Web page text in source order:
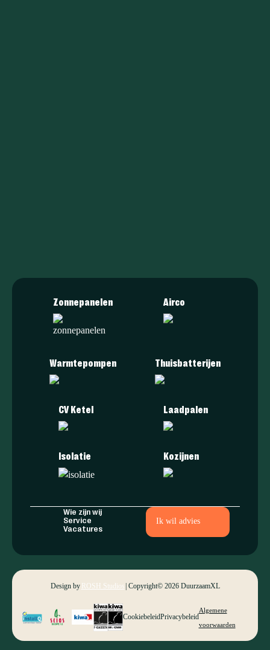
Zonnepanelen Airco
Warmtepompen Thuisbatterijen
CV Ketel Laadpalen
Isolatie Kozijnen
Wie zijn wij
Service
Vacatures
Ik wil advies
Design by ROSH Studios | Copyright© 2026 DuurzaamXL
CookiebeleidPrivacybeleid
Algemene
voorwaarden